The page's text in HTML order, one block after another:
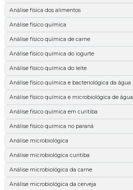
Análise física dos alimentos
Análise físico química
Análise físico química de carne
Análise físico química do iogurte
Análise físico química do leite
Análise físico química e bacteriológica da água
Análise físico química e microbiológica de água
Análise físico química em curitiba
Análise físico química no paraná
Análise microbiológica
Análise microbiológica curitiba
Análise microbiológica da carne
Análise microbiológica da cerveja